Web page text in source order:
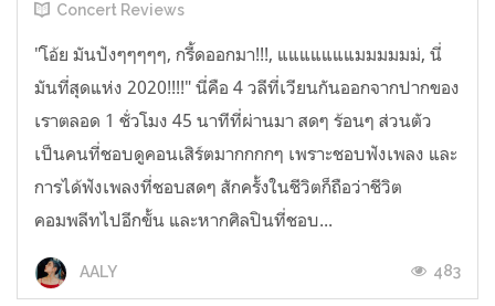
Concert Reviews
"โอ้ย มันปังๆๆๆๆๆ, กรี้ดออกมา!!!, แแแแแแแมมมมมม่, นี่
มันที่สุดแห่ง 2020!!!!" นี่คือ 4 วลีที่เวียนกันออกจากปากของ
เราตลอด 1 ชั่วโมง 45 นาทีที่ผ่านมา สดๆ ร้อนๆ ส่วนตัว
เป็นคนที่ชอบดูคอนเสิร์ตมากกกกๆ เพราะชอบฟังเพลง และ
การได้ฟังเพลงที่ชอบสดๆ สักครั้งในชีวิตก็ถือว่าชีวิต
คอมพลีทไปอีกขั้น และหากศิลปินที่ชอบ...
AALY 483